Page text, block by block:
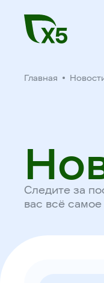
Главная
Следите за
вас всё